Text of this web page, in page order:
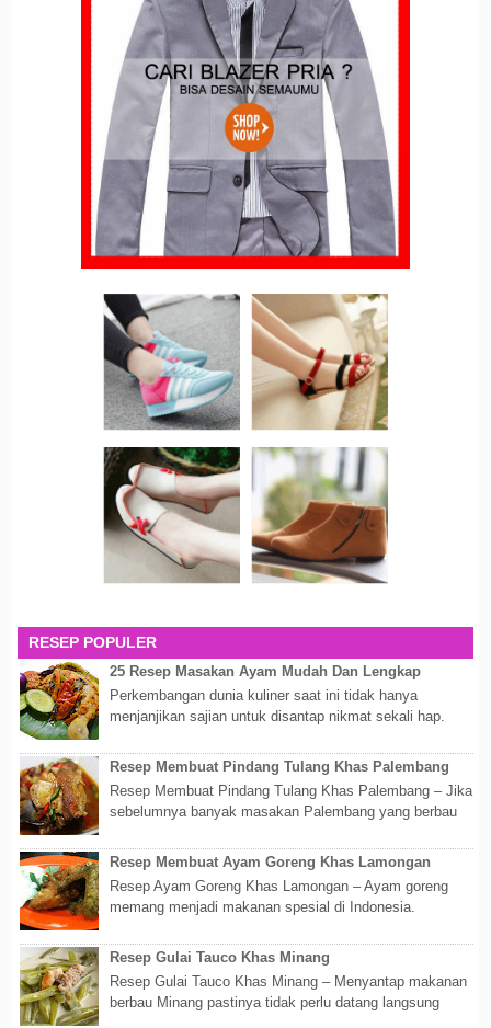
RESEP POPULER
25 Resep Masakan Ayam Mudah Dan Lengkap
Perkembangan dunia kuliner saat ini tidak hanya
menjanjikan sajian untuk disantap nikmat sekali hap.
Resep Membuat Pindang Tulang Khas Palembang
Resep Membuat Pindang Tulang Khas Palembang – Jika
sebelumnya banyak masakan Palembang yang berbau
Resep Membuat Ayam Goreng Khas Lamongan
Resep Ayam Goreng Khas Lamongan – Ayam goreng
memang menjadi makanan spesial di Indonesia.
Resep Gulai Tauco Khas Minang
Resep Gulai Tauco Khas Minang – Menyantap makanan
berbau Minang pastinya tidak perlu datang langsung